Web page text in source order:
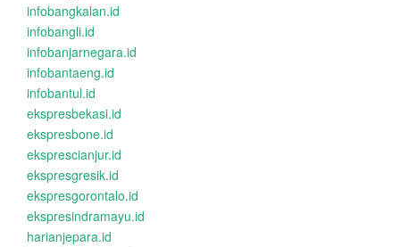
infobangkalan.id
infobangli.id
infobanjarnegara.id
infobantaeng.id
infobantul.id
ekspresbekasi.id
ekspresbone.id
eksprescianjur.id
ekspresgresik.id
ekspresgorontalo.id
ekspresindramayu.id
harianjepara.id